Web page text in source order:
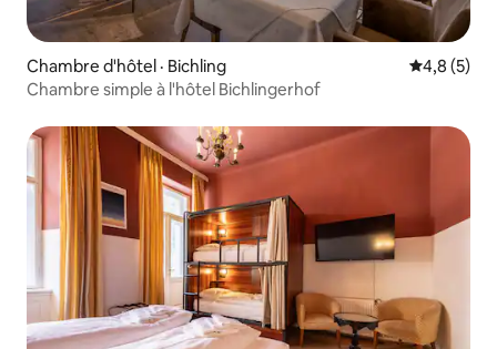
Chambre d'hôtel · Bichling Note
4,8 (5)
Chambre simple à l'hôtel Bichlingerhof